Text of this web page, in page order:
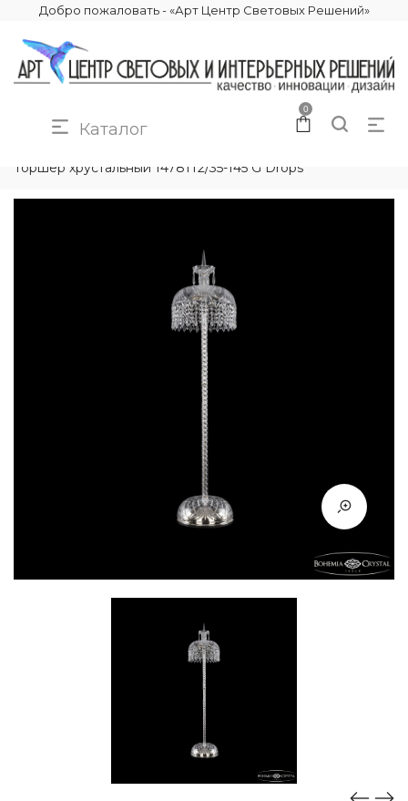
Добро пожаловать - «Арт Центр Световых Решений»
Каталог
0
Торшер хрустальный 14781T2/35-145 G Drops